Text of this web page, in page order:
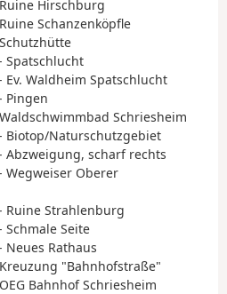
Hirschburg
Schanzenköpfle
Spatschlucht
Ev. Waldheim Spatschlucht
Pingen
Schriesheim
Biotop/Naturschutzgebiet
Abzweigung, scharf rechts
Wegweiser Oberer
Ruine Strahlenburg
Schmale Seite
Neues Rathaus
"Bahnhofstraße"
Bahnhof Schriesheim